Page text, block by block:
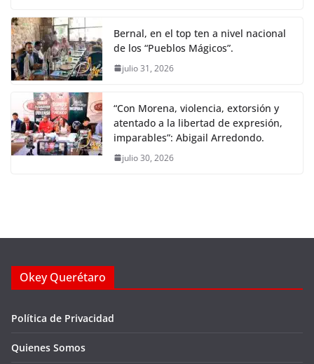
Bernal, en el top ten a nivel nacional
de los “Pueblos Mágicos”.
julio 31, 2026
“Con Morena, violencia, extorsión y
atentado a la libertad de expresión,
imparables”: Abigail Arredondo.
julio 30, 2026
Okey Querétaro
Política de Privacidad
Quienes Somos